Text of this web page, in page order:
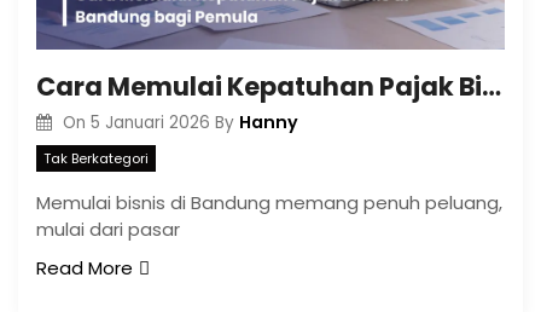
Cara Memulai Kepatuhan Pajak Bisnis di Bandung bagi Pemula
On 5 Januari 2026 By Hanny
Tak Berkategori
Memulai bisnis di Bandung memang penuh peluang,
mulai dari pasar
Read More